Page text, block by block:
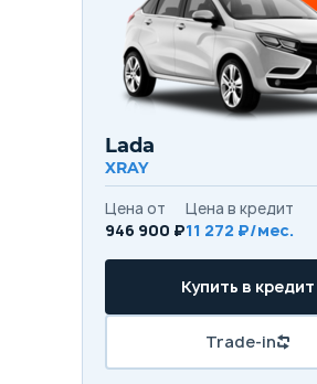
Lada
XRAY
Цена от
946 900 ₽
Цена в кредит
11 272 ₽/мес.
Купить в кредит
Trade-in